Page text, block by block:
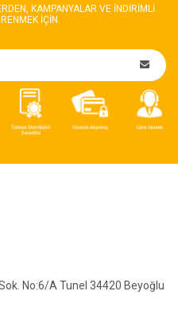
KAMPANYALAR VE INDIRIMLI
IÇIN.
No:6/A Tunel 34420 Beyoğlu